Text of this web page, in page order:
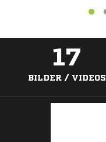
17
BILDER / VIDEOS